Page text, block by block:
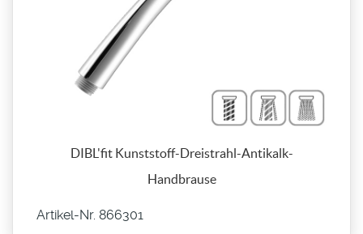
DIBL'fit Kunststoff-Dreistrahl-Antikalk-
Handbrause
Artikel-Nr. 866301